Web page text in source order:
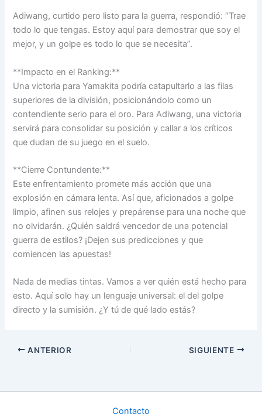
Adiwang, curtido pero listo para la guerra, respondió: “Trae
todo lo que tengas. Estoy aquí para demostrar que soy el
mejor, y un golpe es todo lo que se necesita”.
**Impacto en el Ranking:**
Una victoria para Yamakita podría catapultarlo a las filas
superiores de la división, posicionándolo como un
contendiente serio para el oro. Para Adiwang, una victoria
servirá para consolidar su posición y callar a los críticos
que dudan de su juego en el suelo.
**Cierre Contundente:**
Este enfrentamiento promete más acción que una
explosión en cámara lenta. Así que, aficionados a golpe
limpio, afinen sus relojes y prepárense para una noche que
no olvidarán. ¿Quién saldrá vencedor de una potencial
guerra de estilos? ¡Dejen sus predicciones y que
comiencen las apuestas!
Nada de medias tintas. Vamos a ver quién está hecho para
esto. Aquí solo hay un lenguaje universal: el del golpe
directo y la sumisión. ¿Y tú de qué lado estás?
ANTERIOR SIGUIENTE
Contacto